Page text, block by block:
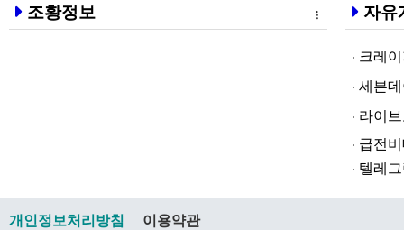
조황정보 자유
크레이지
세븐데이
라­이브토­
급전비대면
텔레그램
개인정보처리방침 이용약관